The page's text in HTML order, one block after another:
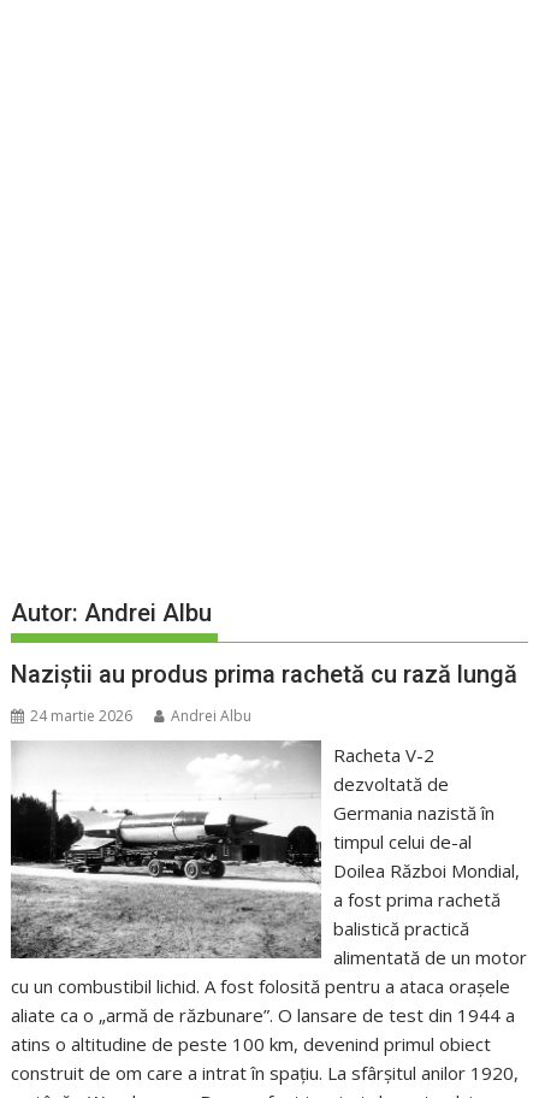
Autor:Andrei Albu
Naziștii au produs prima rachetă cu rază lungă
24 martie 2026 Andrei Albu
Racheta V-2
dezvoltată de
Germania nazistă în
timpul celui de-al
Doilea Război Mondial,
a fost prima rachetă
balistică practică
alimentată de un motor
cu un combustibil lichid. A fost folosită pentru a ataca orașele
aliate ca o „armă de răzbunare”. O lansare de test din 1944 a
atins o altitudine de peste 100 km, devenind primul obiect
construit de om care a intrat în spațiu. La sfârșitul anilor 1920,